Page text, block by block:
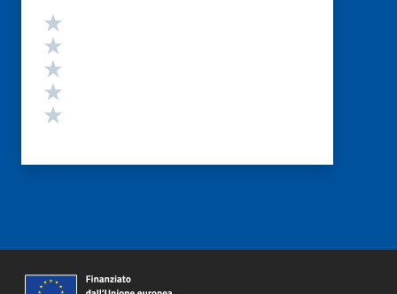
Valutazione